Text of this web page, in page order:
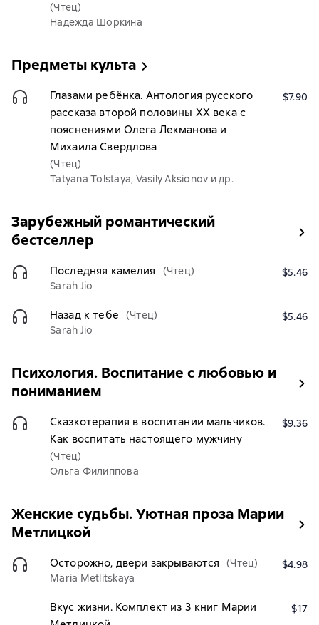
(Чтец)
Надежда Шоркина
Предметы культа
Глазами ребёнка. Антология русского
рассказа второй половины ХХ века с
пояснениями Олега Лекманова и
Михаила Свердлова
(Чтец)
Tatyana Tolstaya, Vasily Aksionov и др.
$7.90
Зарубежный романтический
бестселлер
Последняя камелия
(Чтец)
Sarah Jio
$5.46
Назад к тебе
(Чтец)
Sarah Jio
$5.46
Психология. Воспитание с любовью и
пониманием
Сказкотерапия в воспитании мальчиков.
Как воспитать настоящего мужчину
(Чтец)
Ольга Филиппова
$9.36
Женские судьбы. Уютная проза Марии
Метлицкой
Осторожно, двери закрываются
(Чтец)
Maria Metlitskaya
$4.98
Вкус жизни. Комплект из 3 книг Марии
$17